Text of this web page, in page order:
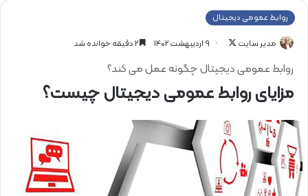
روابط عمومی دیجیتال
مدیر سایت
l
l
w
o
X
9 اردیبهشت 1402
روابط عمومی دیجیتال چگونه عمل می کند؟
مزایای روابط عمومی دیجیتال چیست؟